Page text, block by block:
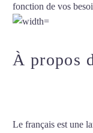
fonction de vos
À propos
Le français est une